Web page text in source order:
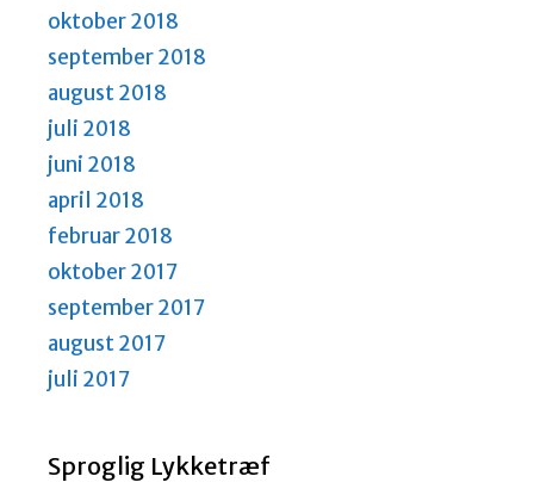
oktober 2018
september 2018
august 2018
juli 2018
juni 2018
april 2018
februar 2018
oktober 2017
september 2017
august 2017
juli 2017
Sproglig Lykketræf